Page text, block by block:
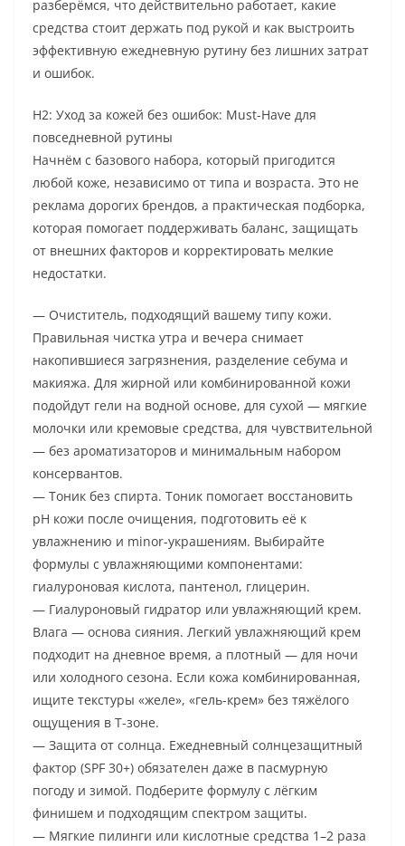
разберёмся, что действительно работает, какие
средства стоит держать под рукой и как выстроить
эффективную ежедневную рутину без лишних затрат
и ошибок.
H2: Уход за кожей без ошибок: Must-Have для
повседневной рутины
Начнём с базового набора, который пригодится
любой коже, независимо от типа и возраста. Это не
реклама дорогих брендов, а практическая подборка,
которая помогает поддерживать баланс, защищать
от внешних факторов и корректировать мелкие
недостатки.
— Очиститель, подходящий вашему типу кожи.
Правильная чистка утра и вечера снимает
накопившиеся загрязнения, разделение себума и
макияжа. Для жирной или комбинированной кожи
подойдут гели на водной основе, для сухой — мягкие
молочки или кремовые средства, для чувствительной
— без ароматизаторов и минимальным набором
консервантов.
— Тоник без спирта. Тоник помогает восстановить
pH кожи после очищения, подготовить её к
увлажнению и minor-украшениям. Выбирайте
формулы с увлажняющими компонентами:
гиалуроновая кислота, пантенол, глицерин.
— Гиалуроновый гидратор или увлажняющий крем.
Влага — основа сияния. Легкий увлажняющий крем
подходит на дневное время, а плотный — для ночи
или холодного сезона. Если кожа комбинированная,
ищите текстуры «желе», «гель-крем» без тяжёлого
ощущения в Т-зоне.
— Защита от солнца. Ежедневный солнцезащитный
фактор (SPF 30+) обязателен даже в пасмурную
погоду и зимой. Подберите формулу с лёгким
финишем и подходящим спектром защиты.
— Мягкие пилинги или кислотные средства 1–2 раза